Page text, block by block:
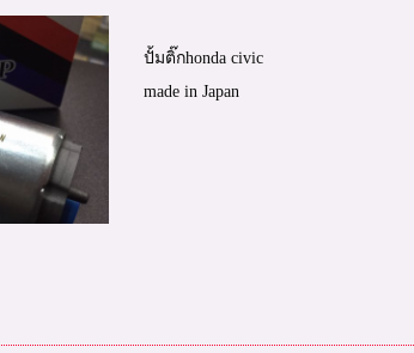
ปั้มติ๊กhonda civic
made in Japan